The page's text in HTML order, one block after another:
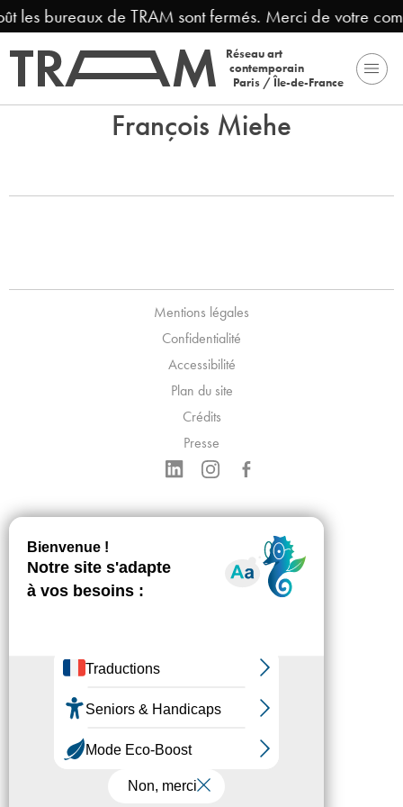
les bureaux de TRAM sont fermés. Merci de votre
Réseau art
contemporain
Paris / Île-de-France
François Miehe
Mentions légales
Confidentialité
Accessibilité
Plan du site
Crédits
Presse